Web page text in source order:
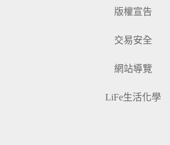
版權宣告
交易安全
網站導覽
LiFe生活化學